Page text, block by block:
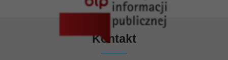
Kontakt